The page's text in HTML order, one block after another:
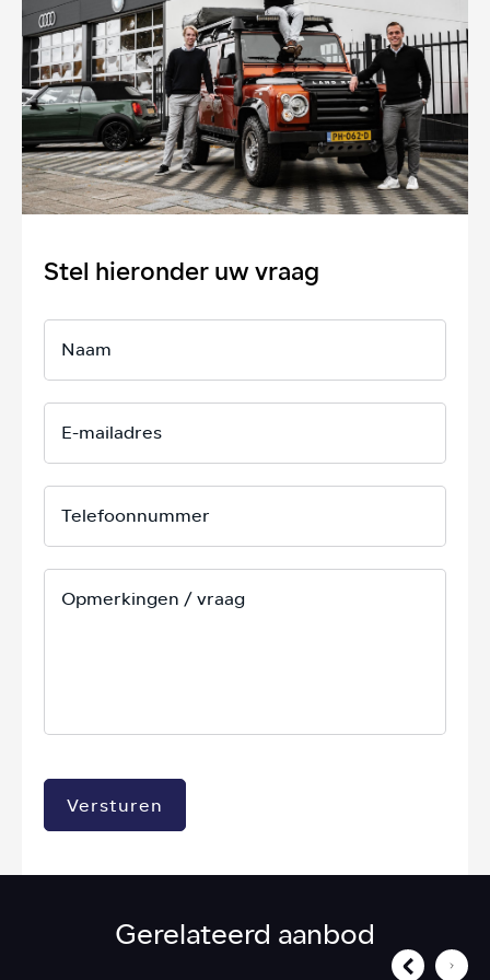
Stel hieronder uw vraag
Versturen
Gerelateerd aanbod